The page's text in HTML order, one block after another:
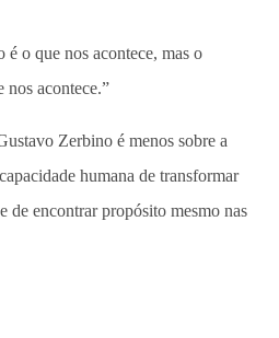
é o que nos acontece, mas o
nos acontece.”
Zerbino é menos sobre a
humana de transformar
de encontrar propósito mesmo nas